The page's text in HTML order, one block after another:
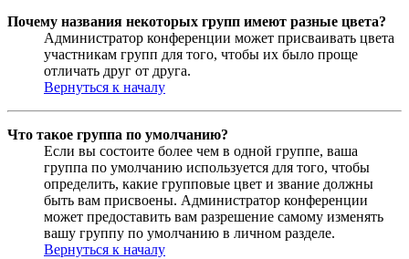
Почему названия некоторых групп имеют разные цвета?
Администратор конференции может присваивать цвета
участникам групп для того, чтобы их было проще
отличать друг от друга.
Вернуться к началу
Что такое группа по умолчанию?
Если вы состоите более чем в одной группе, ваша
группа по умолчанию используется для того, чтобы
определить, какие групповые цвет и звание должны
быть вам присвоены. Администратор конференции
может предоставить вам разрешение самому изменять
вашу группу по умолчанию в личном разделе.
Вернуться к началу